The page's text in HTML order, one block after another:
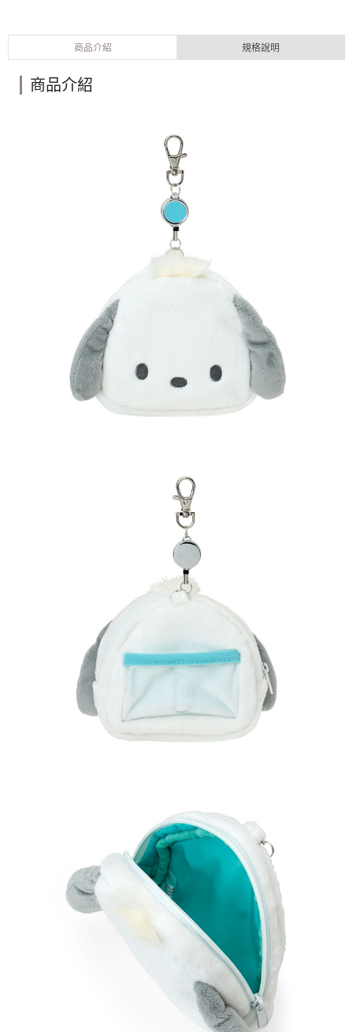
商品介紹 規格說明
商品介紹